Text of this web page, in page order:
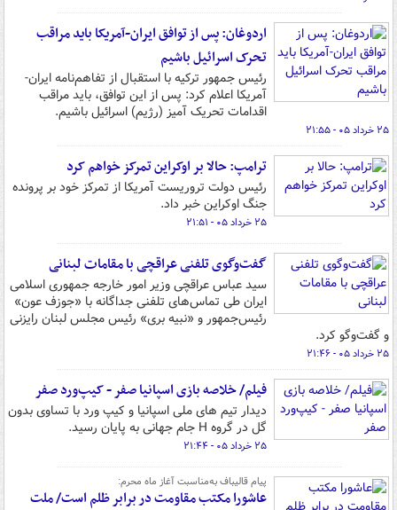
اردوغان: پس از توافق ایران-آمریکا باید مراقب
تحرک اسرائیل باشیم
رئیس جمهور ترکیه با استقبال از تفاهم‌نامه ایران-
آمریکا اعلام کرد: پس از این توافق، باید مراقب
اقدامات تحریک‌ آمیز (رژیم) اسرائیل باشیم.
۲۵ خرداد ۰۵ - ۲۱:۵۵
ترامپ: حالا بر اوکراین تمرکز خواهم کرد
رئیس دولت تروریست آمریکا از تمرکز خود بر پرونده
جنگ اوکراین خبر داد.
۲۵ خرداد ۰۵ - ۲۱:۵۱
گفت‌وگوی تلفنی عراقچی با مقامات لبنانی
سید عباس عراقچی وزیر امور خارجه جمهوری اسلامی
ایران طی تماس‌های تلفنی جداگانه با «جوزف عون»
رئیس‌جمهور و «نبیه بری» رئیس مجلس لبنان رایزنی
و گفت‌وگو کرد.
۲۵ خرداد ۰۵ - ۲۱:۴۶
فیلم/ خلاصه بازی اسپانیا صفر - کیپ‌ورد صفر
دیدار تیم های ملی اسپانیا و کیپ ورد با تساوی بدون
گل در گروه H جام جهانی به پایان رسید.
۲۵ خرداد ۰۵ - ۲۱:۴۴
پیام قالیباف به‌مناسبت آغاز ماه محرم:
عاشورا مکتب مقاومت در برابر ظلم است/ ملت